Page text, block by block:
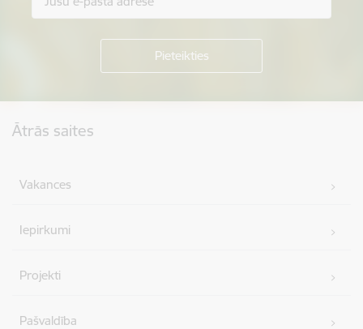
Ātrās saites
Vakances
Iepirkumi
Projekti
Pašvaldība